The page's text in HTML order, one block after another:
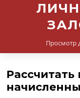
Просмотр
Рассчитать